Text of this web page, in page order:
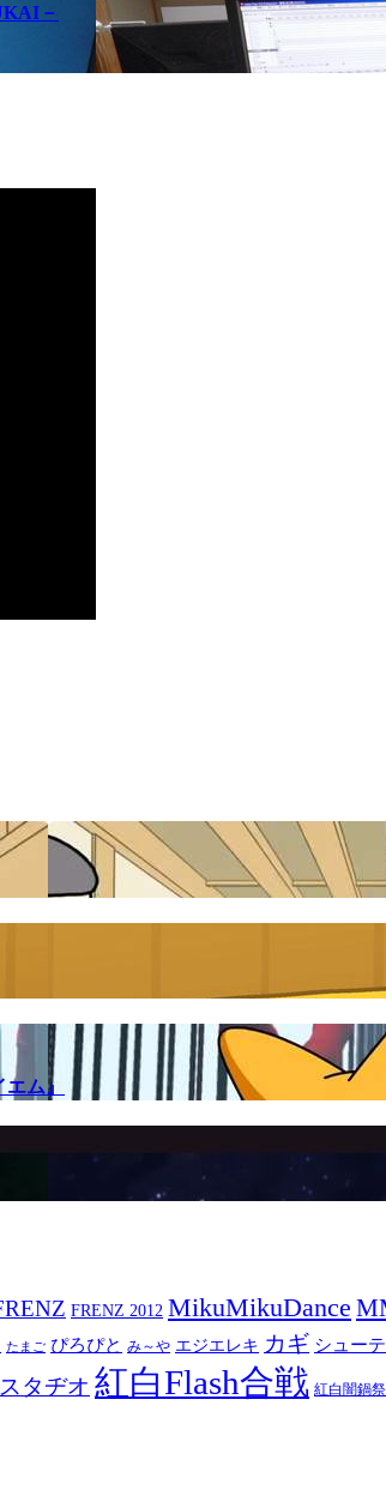
－
ム』
FRENZ 2012 MikuMikuDance
たまご ぴろぴと み～や エジエレキ カギ シュー
タヂオ 紅白Flash合戦 紅白闇鍋祭